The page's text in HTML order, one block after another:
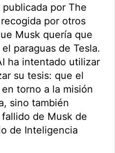
por The
por otros
Musk quería que
paraguas de Tesla.
ha intentado utilizar
su tesis: que el
torno a la misión
sino también
de Musk de
de Inteligencia